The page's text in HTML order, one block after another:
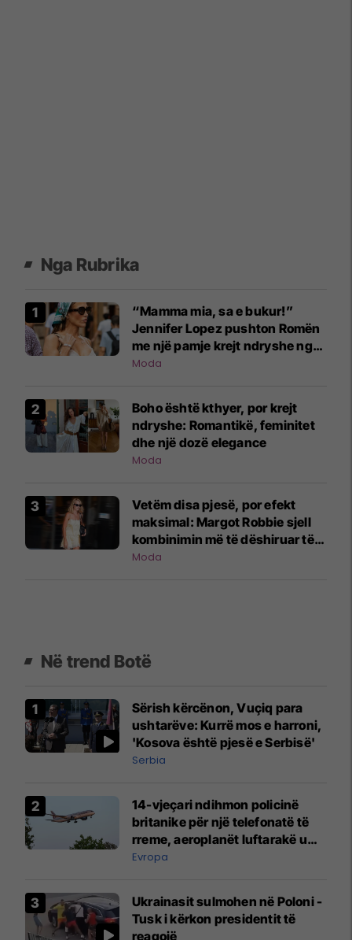
Nga Rubrika
“Mamma mia, sa e bukur!”
Jennifer Lopez pushton Romën
me një pamje krejt ndryshe nga
ajo që jemi mësuar
Moda
Boho është kthyer, por krejt
ndryshe: Romantikë, feminitet
dhe një dozë elegance
Moda
Vetëm disa pjesë, por efekt
maksimal: Margot Robbie sjell
kombinimin më të dëshiruar të
verës
Moda
Në trend Botë
Sërish kërcënon, Vuçiq para
ushtarëve: Kurrë mos e harroni,
'Kosova është pjesë e Serbisë'
Serbia
14-vjeçari ndihmon policinë
britanike për një telefonatë të
rreme, aeroplanët luftarakë u
ngritën në ajër për të
Mançesterit
Evropa
Ukrainasit sulmohen në Poloni -
Tusk i kërkon presidentit të
reagojë